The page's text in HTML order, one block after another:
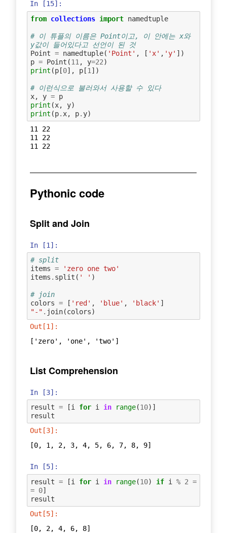
In [15]:
from collections import namedtuple
# 이 튜플의 이름은 Point이고, 이 안에는 x와
y값이 들어있다고 선언이 된 것
Point = namedtuple( 'Point' , [ 'x' , 'y' ])
p = Point (11 , y=22)
print (p[0], p[1 ])
# 이런식으로 불러와서 사용할 수 있다
x, y = p
print (x, y)
print (p. x, p. y)
11 22
11 22
11 22
Pythonic code
Split and Join
In [1]:
# split
items =
'zero one two'
items . split ( ' ' )
# join
colors = [ 'red' , 'blue' , 'black' ]
"-" . join(colors)
Out[1]:
['zero', 'one', 'two']
List Comprehension
In [3]:
result = [i for i in range(10)]
result
Out[3]:
[0, 1, 2, 3, 4, 5, 6, 7, 8, 9]
In [5]:
result = [i for i in range(10) if i % 2 =
= 0]
result
Out[5]:
[0, 2, 4, 6, 8]